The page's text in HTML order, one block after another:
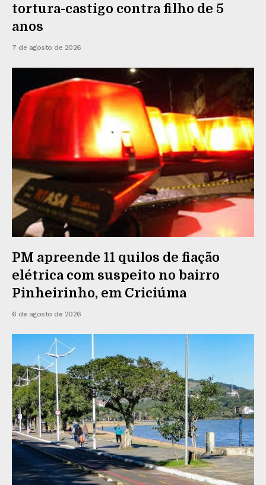
tortura-castigo contra filho de 5
anos
7 de agosto de 2026
PM apreende 11 quilos de fiação
elétrica com suspeito no bairro
Pinheirinho, em Criciúma
6 de agosto de 2026